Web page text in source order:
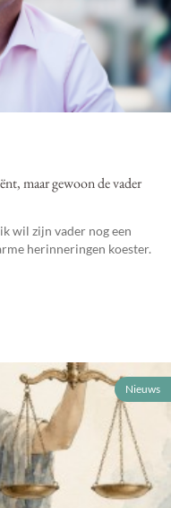
maar gewoon de vader
wil zijn vader nog een
herinneringen koester.
Nieuws